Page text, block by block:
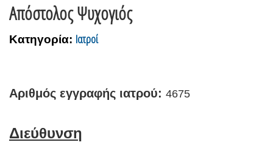
Απόστολος Ψυχογιός
Κατηγορία: Ιατροί
Αριθμός εγγραφής ιατρού: 4675
Διεύθυνση